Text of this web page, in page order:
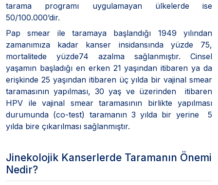
tarama programı uygulamayan ülkelerde ise
50/100.000’dir.
Pap smear ile taramaya başlandığı 1949 yılından
zamanımıza kadar kanser insidansında yüzde 75,
mortalitede yüzde74 azalma sağlanmıştır. Cinsel
yaşamın başladığı en erken 21 yaşından itibaren ya da
erişkinde 25 yaşından itibaren üç yılda bir vajinal smear
taramasının yapılması, 30 yaş ve üzerinden itibaren
HPV ile vajinal smear taramasının birlikte yapılması
durumunda (co-test) taramanın 3 yılda bir yerine 5
yılda bire çıkarılması sağlanmıştır.
Jinekolojik Kanserlerde Taramanın Önemi
Nedir?